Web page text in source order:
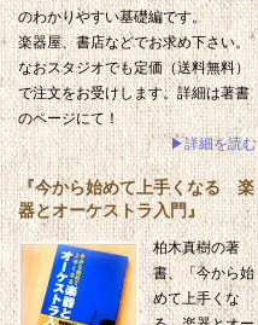
のわかりやすい基礎編です。
楽器屋、書店などでお求め下さい。
なおスタジオでも定価（送料無料）
で注文をお受けします。詳細は著書
のページにて！
▶詳細を読む
『今から始めて上手くなる 楽
器とオーケストラ入門』
柏木真樹の著
書、「今から始
めて上手くな